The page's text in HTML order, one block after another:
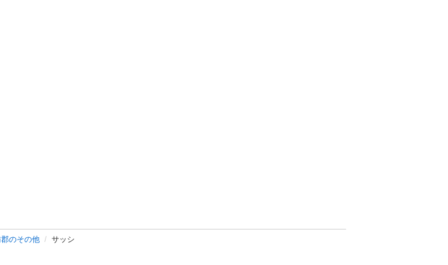
のその他 サッシ